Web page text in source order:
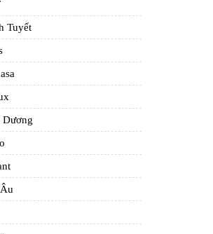
Tuyết
Dương